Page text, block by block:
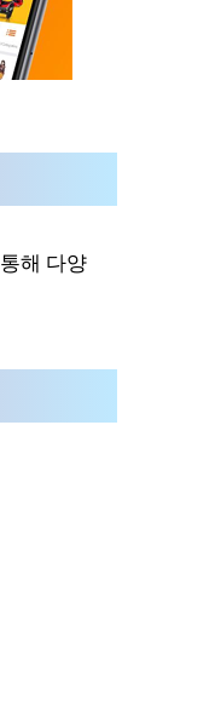
해 다양